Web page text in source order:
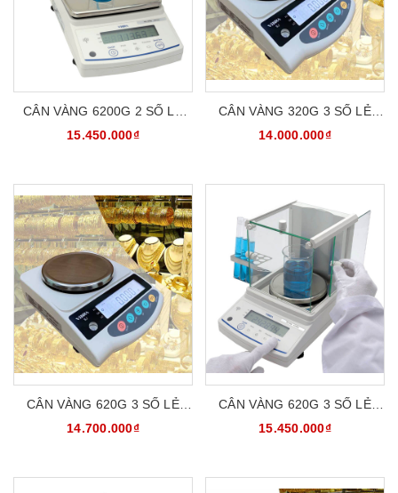
CÂN VÀNG 6200G 2 SỐ LẺ
CÂN KỸ THUẬT VIBRA
15.450.000₫
CÂN VÀNG 320G 3 SỐ LẺ
CÂN PHÂN TÍCH PHÒNG THÍ
14.000.000₫
CÂN VÀNG 620G 3 SỐ LẺ
CÂN PHÂN TÍCH PHÒNG THÍ
14.700.000₫
CÂN VÀNG 620G 3 SỐ LẺ
CÂN PHÂN TÍCH PHÒNG THÍ
15.450.000₫